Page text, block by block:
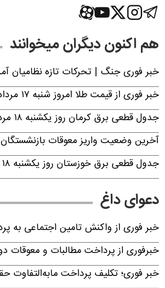
هم اکنون دیگران میخوانند
خبر فوری جنگ | تحرکات تازه نظامیان
خبر فوری از قیمت طلا امروز شنبه ۱۷ مرداد ۱۴۰۵ | طلای دست دوم و آبشده چند؟
جدول قطعی برق کرمان روز یکشنبه ۱۸ مرداد ۱۴۰۵ | برنامه خاموشی برق کرمان اعلام شد
آخرین وضعیت واریز معوقات
جدول قطعی برق خوزستان روز یکشنبه ۱۸ مرداد ۱۴۰۵ | برنامه خاموشی برق اهواز اعلام شد
دعوای داغ
خبر فوری از واکنش تامین اجتماعی به پرداخت
خبرفوری از پرداخت مطالبات و معوقات دو
خبر فوری؛ تکلیف پرداخت